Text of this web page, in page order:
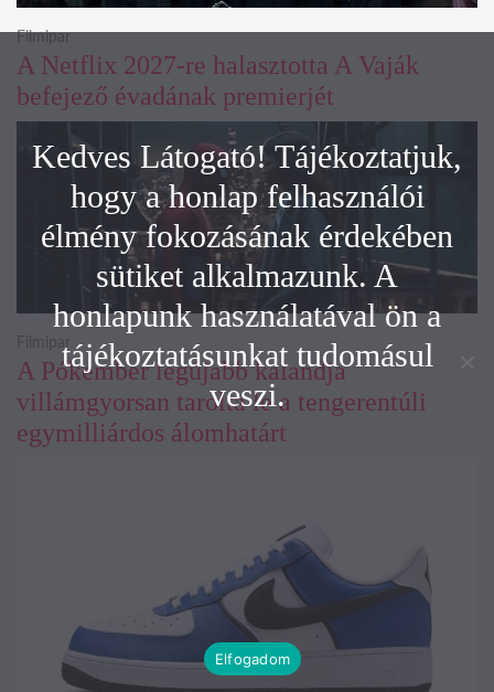
A Netflix 2027-re halasztotta A Vaják
befejező évadának premierjét
Filmipar
A Pókember legújabb kalandja
villámgyorsan tarolta le a tengerentúli
egymilliárdos álomhatárt
Filmipar
Kedves Látogató! Tájékoztatjuk,
hogy a honlap felhasználói
élmény fokozásának érdekében
sütiket alkalmazunk. A
honlapunk használatával ön a
tájékoztatásunkat tudomásul
veszi.
Elfogadom